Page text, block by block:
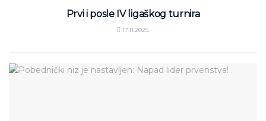
Prvi i posle IV ligaškog turnira
17.11.2025.